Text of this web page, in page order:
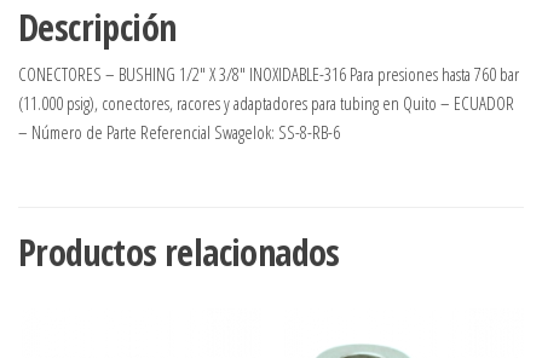
Descripción
CONECTORES – BUSHING 1/2″ X 3/8″ INOXIDABLE-316 Para presiones hasta 760 bar
(11.000 psig), conectores, racores y adaptadores para tubing en Quito – ECUADOR
– Número de Parte Referencial Swagelok: SS-8-RB-6
Productos relacionados